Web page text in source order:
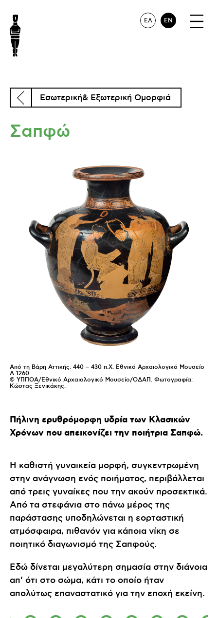
ΕΛ EN
Εσωτερική& Εξωτερική Ομορφιά
Σαπφώ
Από τη Βάρη Αττικής. 440 – 430 π.Χ. Εθνικό Αρχαιολογικό Μουσείο
Α 1260.
© ΥΠΠΟΑ/Εθνικό Αρχαιολογικό Μουσείο/ΟΔΑΠ. Φωτογραφία:
Κώστας Ξενικάκης.
Πήλινη ερυθρόμορφη υδρία των Κλασικών
Χρόνων που απεικονίζει την ποιήτρια Σαπφώ.
Η καθιστή γυναικεία μορφή, συγκεντρωμένη
στην ανάγνωση ενός ποιήματος, περιβάλλεται
από τρεις γυναίκες που την ακούν προσεκτικά.
Από τα στεφάνια στο πάνω μέρος της
παράστασης υποδηλώνεται η εορταστική
ατμόσφαιρα, πιθανόν για κάποια νίκη σε
ποιητικό διαγωνισμό της Σαπφούς.
Εδώ δίνεται μεγαλύτερη σημασία στην διάνοια
απ’ ότι στο σώμα, κάτι το οποίο ήταν
απολύτως επαναστατικό για την εποχή εκείνη.